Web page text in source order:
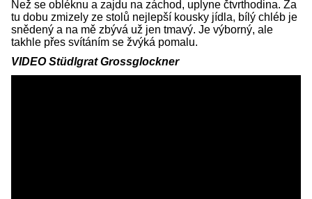
Než se obléknu a zajdu na záchod, uplyne čtvrthodina. Za
tu dobu zmizely ze stolů nejlepší kousky jídla, bílý chléb je
snědený a na mě zbývá už jen tmavý. Je výborný, ale
takhle přes svítáním se žvýká pomalu.
VIDEO Stüdlgrat Grossglockner